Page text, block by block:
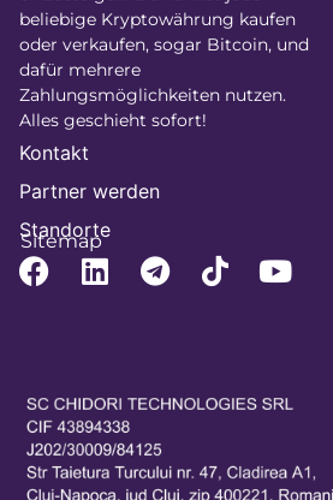
beliebige Kryptowährung kaufen
oder verkaufen, sogar Bitcoin, und
dafür mehrere
Zahlungsmöglichkeiten nutzen.
Alles geschieht sofort!
Kontakt
Partner werden
Standorte
Sitemap